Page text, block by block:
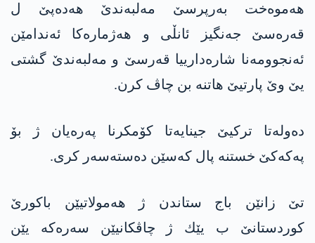
هه‌موه‌خت به‌رپرسێ مه‌لبه‌ندێ هه‌ده‌پێ ل
قه‌ره‌سێ جەنگیز ئانڵی و هه‌ژماره‌كا ئەندامێن
ئەنجوومەنا شاره‌دارییا قه‌رسێ و مه‌لبه‌ندێ گشتی
یێ وێ پارتیێ هاتنه‌ بن چاڤ كرن.
ده‌وله‌تا تركیێ جینایه‌تا كۆمكرنا په‌ره‌یان ژ بۆ
په‌كه‌كێ خستنه‌ پال كه‌سێن ده‌سته‌سه‌ر كری.
تێ زانێن باج ستاندن ژ هه‌مولاتیێن باكورێ
كوردستانێ ب یێك ژ چاڤكانیێن سه‌ره‌كه‌ یێن